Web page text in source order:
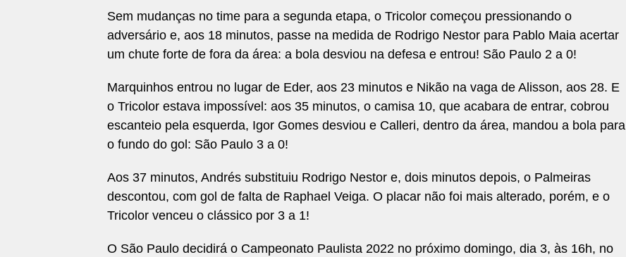
Sem mudanças no time para a segunda etapa, o Tricolor começou pressionando o
adversário e, aos 18 minutos, passe na medida de Rodrigo Nestor para Pablo Maia acertar
um chute forte de fora da área: a bola desviou na defesa e entrou! São Paulo 2 a 0!
Marquinhos entrou no lugar de Eder, aos 23 minutos e Nikão na vaga de Alisson, aos 28. E
o Tricolor estava impossível: aos 35 minutos, o camisa 10, que acabara de entrar, cobrou
escanteio pela esquerda, Igor Gomes desviou e Calleri, dentro da área, mandou a bola para
o fundo do gol: São Paulo 3 a 0!
Aos 37 minutos, Andrés substituiu Rodrigo Nestor e, dois minutos depois, o Palmeiras
descontou, com gol de falta de Raphael Veiga. O placar não foi mais alterado, porém, e o
Tricolor venceu o clássico por 3 a 1!
O São Paulo decidirá o Campeonato Paulista 2022 no próximo domingo, dia 3, às 16h, no